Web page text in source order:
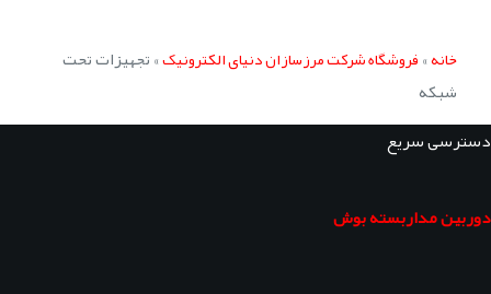
خانه»فروشگاه شرکت مرزسازان دنیای الکترونیک»تجهیزات تحت
شبکه
دسترسی سریع
دوربین مداربسته بوش